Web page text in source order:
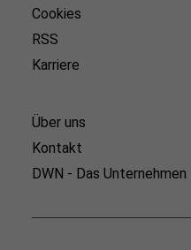
Cookies
RSS
Karriere
Über uns
Kontakt
DWN - Das Unternehmen